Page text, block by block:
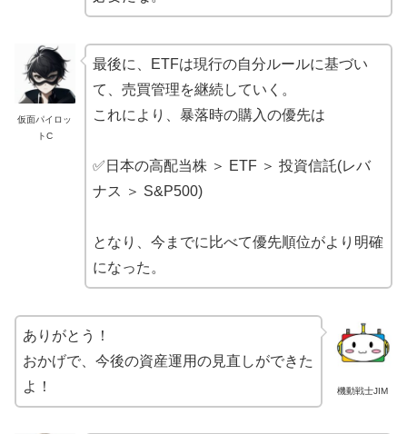
仮面パイロッ
トC
最後に、ETFは現行の自分ルールに基づい
て、売買管理を継続していく。
これにより、暴落時の購入の優先は
✅日本の高配当株 ＞ ETF ＞ 投資信託(レバ
ナス ＞ S&P500)
となり、今までに比べて優先順位がより明確
になった。
機動戦士JIM
ありがとう！
おかげで、今後の資産運用の見直しができた
よ！